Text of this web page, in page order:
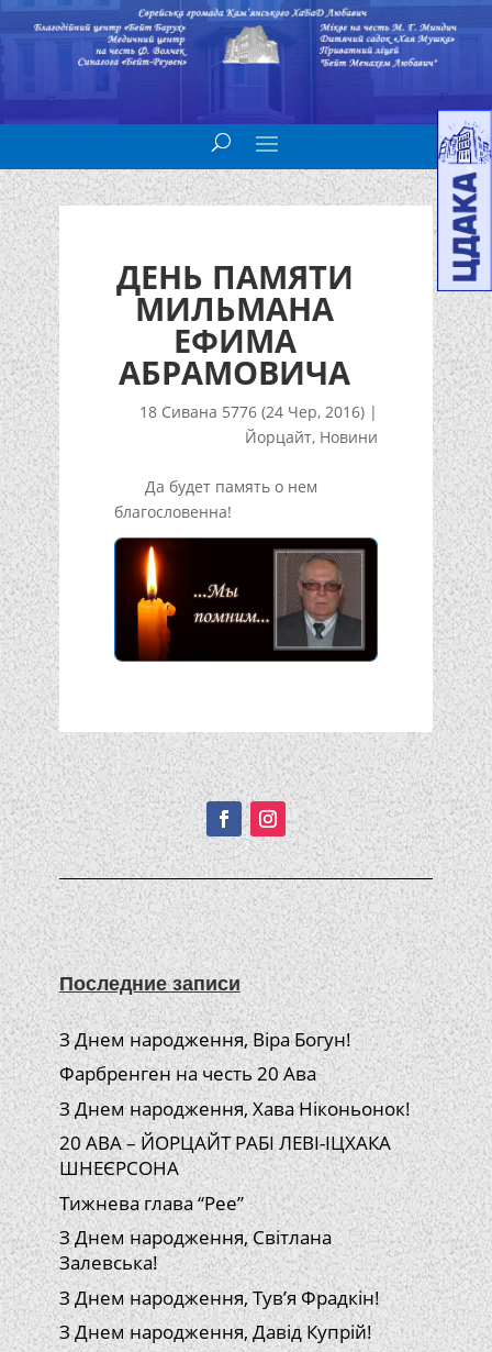
ДЕНЬ ПАМЯТИ
МИЛЬМАНА
ЕФИМА
АБРАМОВИЧА
18 Сивана 5776 (24 Чер, 2016) |
Йорцайт, Новини
Да будет память о нем
благословенна!
Подписывайтесь!
Последние записи
З Днем народження, Віра Богун!
Фарбренген на честь 20 Ава
З Днем народження, Хава Ніконьонок!
20 АВА – ЙОРЦАЙТ РАБІ ЛЕВІ-ІЦХАКА
ШНЕЄРСОНА
Тижнева глава “Рее”
З Днем народження, Світлана
Залевська!
З Днем народження, Тув’я Фрадкін!
З Днем народження, Давід Купрій!